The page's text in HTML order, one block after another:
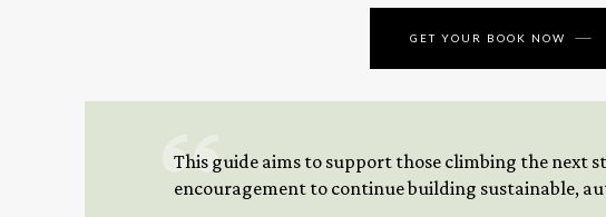
GET YOUR BOOK NOW
This guide aims to support those climbing the next
encouragement to continue building sustainable,